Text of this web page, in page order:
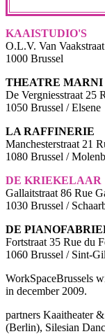
KAAISTUDIO'S
O.L.V. Van
1000 Brussel
THEATRE MARNI
De Vergniesstraat 25
1050 Brussel / Elsene
LA RAFFINERIE
Manchesterstraat 21
1080 Brussel /
DE KRIEKELAAR
Gallaitstraat 86 Rue
1030 Brussel /
DE
Fortstraat 35 Rue du
1060 Brussel / Sint-
WorkSpaceBrussels
in december 2009.
partners Kaaitheater
(Berlin), Silesian